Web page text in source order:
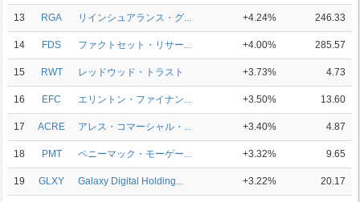
13 RGA リインシュアランス・グ... +4.24% 246.33
14 FDS ファクトセット・リサー... +4.00% 285.57
15 RWT レッドウッド・トラスト +3.73% 4.73
16 EFC エリントン・ファイナン... +3.50% 13.60
17 ACRE アレス・コマーシャル・... +3.40% 4.87
18 PMT ペニーマック・モーゲー... +3.32% 9.65
19 GLXY Galaxy Digital Holding... +3.22% 20.17